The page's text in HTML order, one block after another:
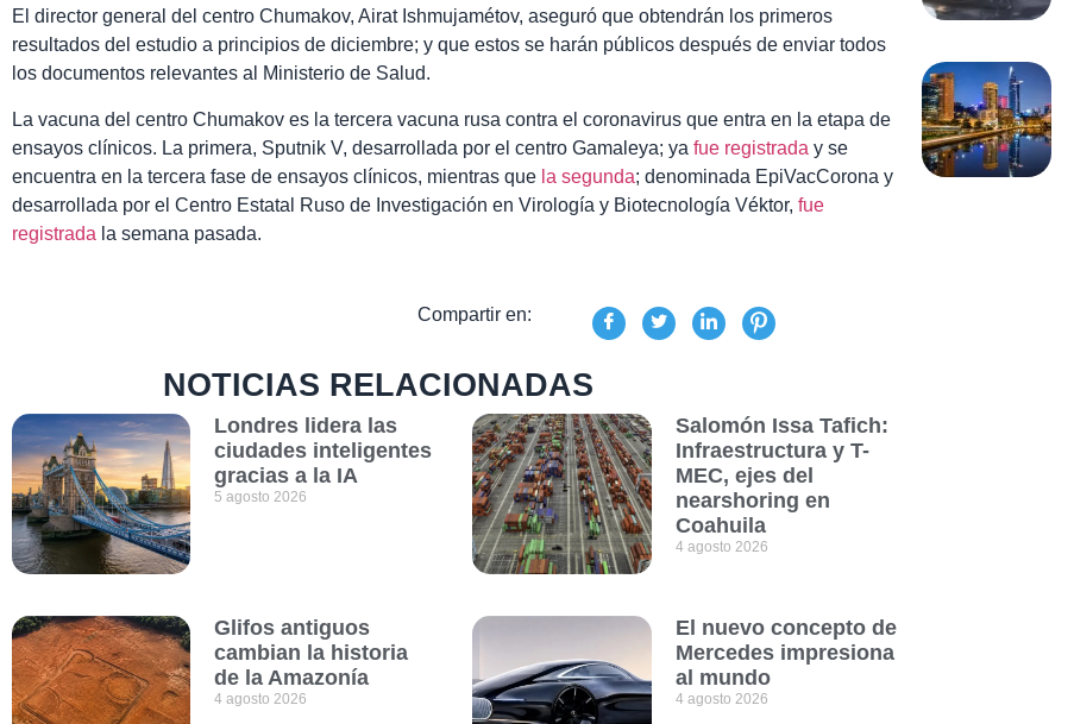
El director general del centro Chumakov, Airat Ishmujamétov, aseguró que obtendrán los primeros
resultados del estudio a principios de diciembre; y que estos se harán públicos después de enviar todos
los documentos relevantes al Ministerio de Salud.
La vacuna del centro Chumakov es la tercera vacuna rusa contra el coronavirus que entra en la etapa de
ensayos clínicos. La primera, Sputnik V, desarrollada por el centro Gamaleya; ya fue registrada y se
encuentra en la tercera fase de ensayos clínicos, mientras que la segunda; denominada EpiVacCorona y
desarrollada por el Centro Estatal Ruso de Investigación en Virología y Biotecnología Véktor, fue
registrada la semana pasada.
Compartir en:
NOTICIAS RELACIONADAS
Londres lidera las
ciudades inteligentes
gracias a la IA
5 agosto 2026
Salomón Issa Tafich:
Infraestructura y T-
MEC, ejes del
nearshoring en
Coahuila
4 agosto 2026
Glifos antiguos
cambian la historia
de la Amazonía
4 agosto 2026
El nuevo concepto de
Mercedes impresiona
al mundo
4 agosto 2026